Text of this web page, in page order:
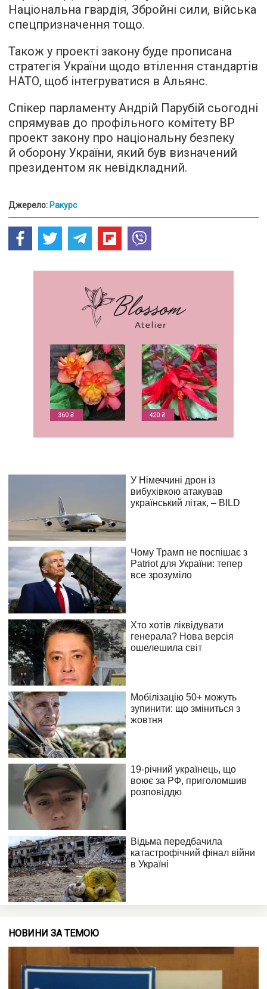
Національна гвардія, Збройні сили, війська
спецпризначення тощо.
Також у проекті закону буде прописана
стратегія України щодо втілення стандартів
НАТО, щоб інтегруватися в Альянс.
Спікер парламенту Андрій Парубій сьогодні
спрямував до профільного комітету ВР
проект закону про національну безпеку
й оборону України, який був визначений
президентом як невідкладний.
Джерело: Ракурс
НОВИНИ ЗА ТЕМОЮ